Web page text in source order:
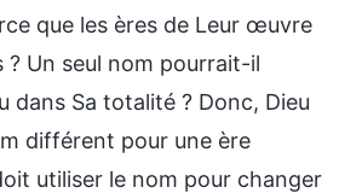
que les ères de Leur œuvre
Un seul nom pourrait-il
dans Sa totalité ? Donc, Dieu
différent pour une ère
utiliser le nom pour changer